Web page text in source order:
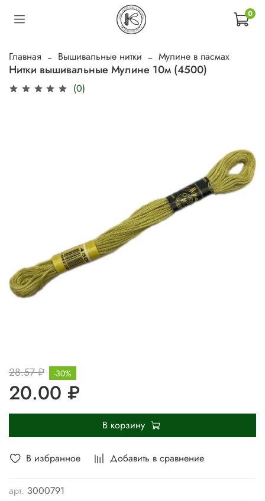
0
Главная Вышивальные нитки Мулине в пасмах
Нитки вышивальные Мулине 10м (4500)
(0)
В избранное Добавить в сравнение
арт. 3000791
28.57 ₽
20.00 ₽
-30%
В корзину